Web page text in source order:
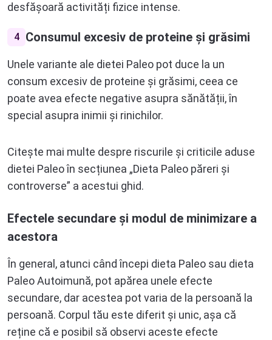
desfășoară activități fizice intense.
4 Consumul excesiv de proteine și grăsimi
Unele variante ale dietei Paleo pot duce la un
consum excesiv de proteine și grăsimi, ceea ce
poate avea efecte negative asupra sănătății, în
special asupra inimii și rinichilor.
Citește mai multe despre riscurile și criticile aduse
dietei Paleo în secțiunea „Dieta Paleo păreri și
controverse” a acestui ghid.
Efectele secundare și modul de minimizare a
acestora
În general, atunci când începi dieta Paleo sau dieta
Paleo Autoimună, pot apărea unele efecte
secundare, dar acestea pot varia de la persoană la
persoană. Corpul tău este diferit și unic, așa că
reține că e posibil să observi aceste efecte